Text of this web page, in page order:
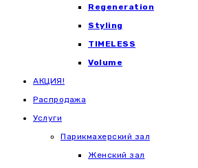
Regeneration
Styling
TIMELESS
Volume
АКЦИЯ!
Распродажа
Услуги
Парикмахерский зал
Женский зал